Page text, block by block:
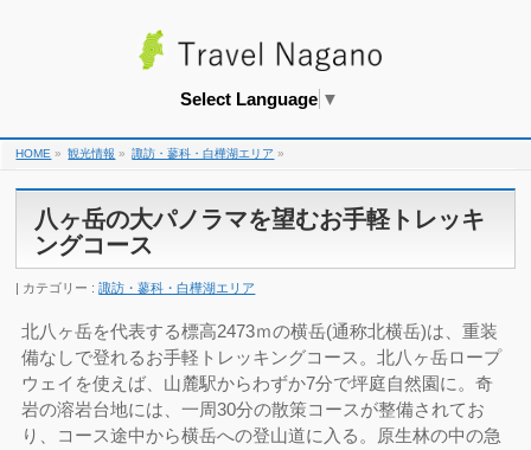
Select Language ▼
HOME » 観光情報 » 諏訪・蓼科・白樺湖エリア »
八ヶ岳の大パノラマを望むお手軽トレッキ
ングコース
カテゴリー :諏訪・蓼科・白樺湖エリア
北八ヶ岳を代表する標高2473ｍの横岳(通称北横岳)は、重装
備なしで登れるお手軽トレッキングコース。北八ヶ岳ロープ
ウェイを使えば、山麓駅からわずか7分で坪庭自然園に。奇
岩の溶岩台地には、一周30分の散策コースが整備されてお
り、コース途中から横岳への登山道に入る。原生林の中の急